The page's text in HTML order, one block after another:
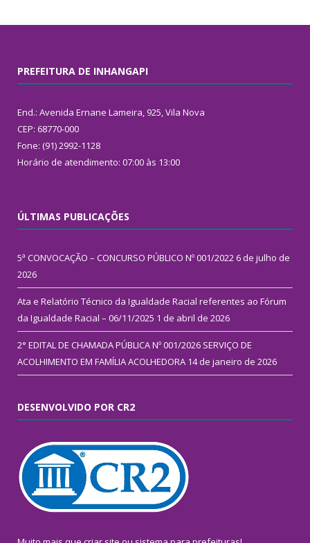
PREFEITURA DE INHANGAPI
End.: Avenida Ernane Lameira, 925, Vila Nova
CEP: 68770-000
Fone: (91) 2992-1128
Horário de atendimento: 07:00 às 13:00
ÚLTIMAS PUBLICAÇÕES
5ª CONVOCAÇÃO – CONCURSO PÚBLICO Nº 001/2022 6 de julho de
2026
Ata e Relatório Técnico da Igualdade Racial referentes ao Fórum
da Igualdade Racial – 06/11/2025 1 de abril de 2026
2° EDITAL DE CHAMADA PÚBLICA Nº 001/2026 SERVIÇO DE
ACOLHIMENTO EM FAMÍLIA ACOLHEDORA 14 de janeiro de 2026
DESENVOLVIDO POR CR2